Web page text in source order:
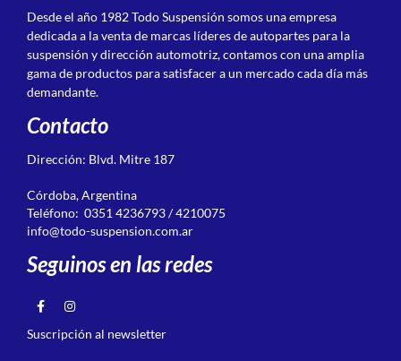
Desde el año 1982 Todo Suspensión somos una empresa
dedicada a la venta de marcas líderes de autopartes para la
suspensión y dirección automotriz, contamos con una amplia
gama de productos para satisfacer a un mercado cada día más
demandante.
Contacto
Dirección: Blvd. Mitre 187
Córdoba, Argentina
Teléfono: 0351 4236793 / 4210075
info@todo-suspension.com.ar
Seguinos en las redes
Suscripción al newsletter